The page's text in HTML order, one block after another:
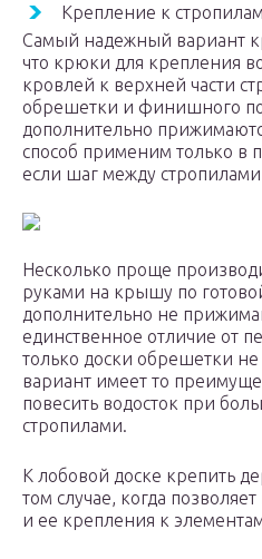
Крепление к
Самый надежный вариант
что крюки для крепления
кровлей к верхней части
обрешетки и финишного
дополнительно
способ применим только в
если шаг между
Несколько проще
руками на крышу по
дополнительно не
единственное отличие от
только доски обрешетки
вариант имеет то
повесить водосток при
стропилами.
К лобовой доске крепить
том случае, когда
и ее крепления к